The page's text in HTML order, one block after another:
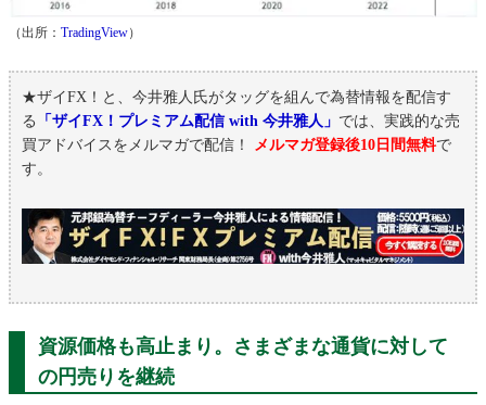
（出所： TradingView）
★ザイFX！と、今井雅人氏がタッグを組んで為替情報を配信す
る
「ザイFX！プレミアム配信 with 今井雅人」 では、実践的な売
買アドバイスをメルマガで配信！
メルマガ登録後10日間無料で
す。
資源価格も高止まり。さまざまな通貨に対して
の円売りを継続